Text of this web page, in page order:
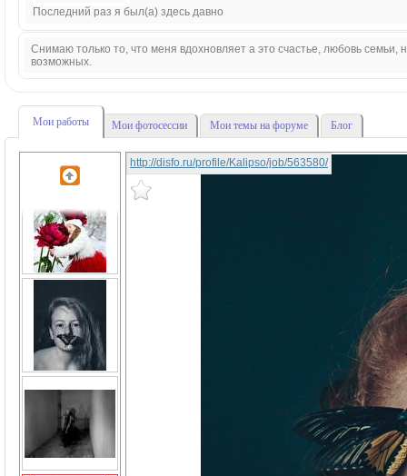
Последний раз я был(а) здесь давно
Снимаю только то, что меня вдохновляет а это счастье, любовь
возможных.
Мои работы Мои фотосессии Мои темы на форуме Блог
http://disfo.ru/profile/Kalipso/job/563580/